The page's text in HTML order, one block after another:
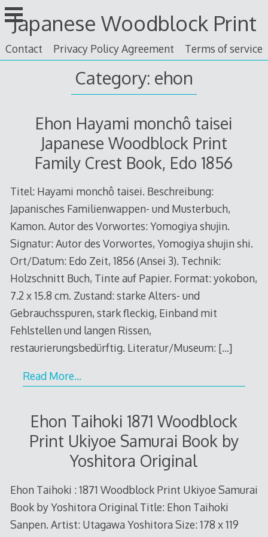
Skip
to
content
Japanese Woodblock Print
Contact Privacy Policy Agreement Terms of service
Category: ehon
Ehon Hayami monchô taisei
Japanese Woodblock Print
Family Crest Book, Edo 1856
Titel: Hayami monchô taisei. Beschreibung:
Japanisches Familienwappen- und Musterbuch,
Kamon. Autor des Vorwortes: Yomogiya shujin.
Signatur: Autor des Vorwortes, Yomogiya shujin shi.
Ort/Datum: Edo Zeit, 1856 (Ansei 3). Technik:
Holzschnitt Buch, Tinte auf Papier. Format: yokobon,
7.2 x 15.8 cm. Zustand: starke Alters- und
Gebrauchsspuren, stark fleckig, Einband mit
Fehlstellen und langen Rissen,
restaurierungsbedürftig. Literatur/Museum: […]
Read More…
Ehon Taihoki 1871 Woodblock
Print Ukiyoe Samurai Book by
Yoshitora Original
Ehon Taihoki : 1871 Woodblock Print Ukiyoe Samurai
Book by Yoshitora Original Title: Ehon Taihoki
Sanpen. Artist: Utagawa Yoshitora Size: 178 x 119